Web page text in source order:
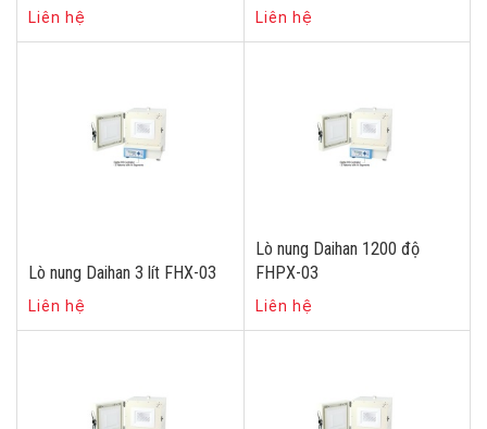
Liên hệ Liên hệ
Lò nung Daihan 3 lít FHX-03
Liên hệ
Lò nung Daihan 1200 độ
FHPX-03
Liên hệ